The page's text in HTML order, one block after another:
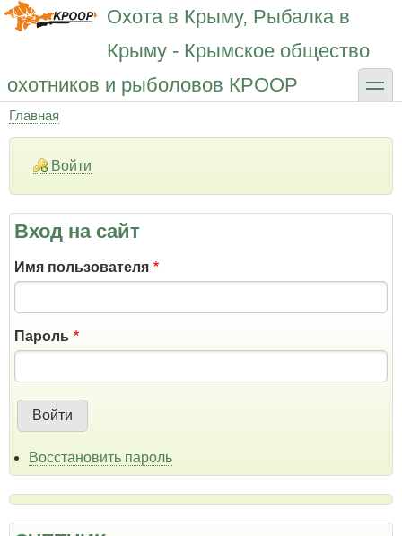
Перейти
Охота в Крыму, Рыбалка в
Крыму - Крымское общество
охотников и рыболовов КРООР
toggle
Строка
навигации
Главная
Войти
Вход на сайт
Имя пользователя
Пароль
Восстановить пароль